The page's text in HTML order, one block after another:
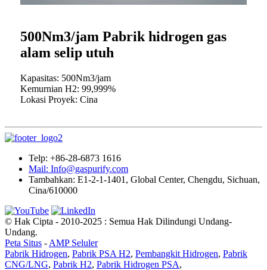
500Nm3/jam Pabrik hidrogen gas
alam selip utuh
Kapasitas: 500Nm3/jam
Kemurnian H2: 99,999%
Lokasi Proyek: Cina
Telp: +86-28-6873 1616
Mail: Info@gaspurify.com
Tambahkan: E1-2-1-1401, Global Center, Chengdu, Sichuan,
Cina/610000
© Hak Cipta - 2010-2025 : Semua Hak Dilindungi Undang-
Undang.
Peta Situs - AMP Seluler
Pabrik Hidrogen, Pabrik PSA H2, Pembangkit Hidrogen, Pabrik
CNG/LNG, Pabrik H2, Pabrik Hidrogen PSA,